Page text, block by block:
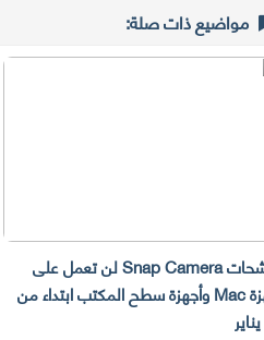
مواضيع ذات صلة:
مرشحات Snap Camera لن تعمل على
أجهزة Mac وأجهزة سطح المكتب ابتداء من